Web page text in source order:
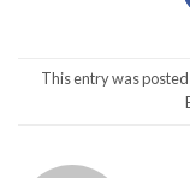
This entry was posted